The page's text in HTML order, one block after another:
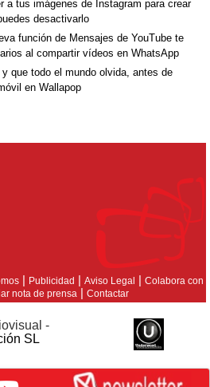
a tus imágenes de Instagram para crear
desactivarlo
función de Mensajes de YouTube te
al compartir vídeos en WhatsApp
que todo el mundo olvida, antes de
en Wallapop
| Publicidad | Aviso Legal | Colabora con
nota de prensa | Contactar
-
SL